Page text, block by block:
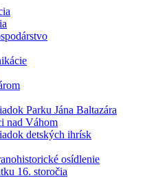
Parku Jána Baltazára
nad Váhom
detských ihrísk
osídlenie
16. storočia